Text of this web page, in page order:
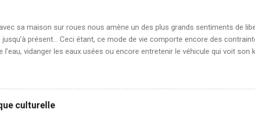
sa maison sur roues nous amène un des plus grands sentiments de
présent… Ceci étant, ce mode de vie comporte encore des
l’eau, vidanger les eaux usées ou encore entretenir le véhicule qui voit son
à 48 000 km (insensé selon Corentin), nous avons décidé de faire
en Grèce avant de filer vers l’Asie. En effet, une fois que nous
il nous sera plus difficile d’effectuer des entretiens dans des garages
notre type. De plus, nous devons changer l’huile de distribution environ
culturelle